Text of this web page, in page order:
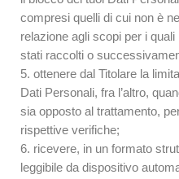
compresi quelli di cui non è
relazione agli scopi per i
stati raccolti o
5. ottenere dal Titolare la
Dati Personali, fra l’altro,
sia opposto al trattamento,
rispettive verifiche;
6. ricevere, in un formato
leggibile da dispositivo